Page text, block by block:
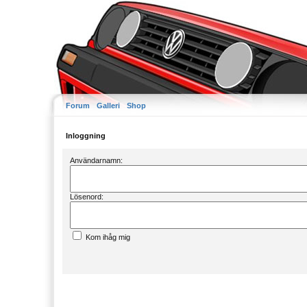
Forum Galleri Shop
Inloggning
Användarnamn:
Lösenord:
Kom ihåg mig